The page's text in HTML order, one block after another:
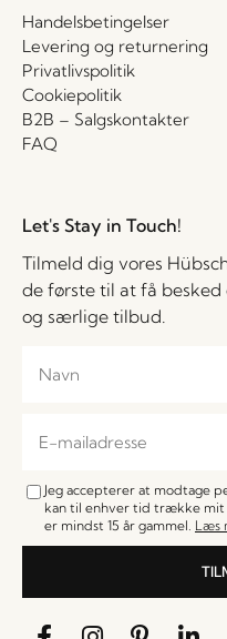
Handelsbetingelser
Levering og returnering
Privatlivspolitik
Cookiepolitik
B2B – Salgskontakter
FAQ
Let's Stay in Touch!
Tilmeld dig vores
de første til at få
og særlige tilbud.
Jeg accepterer at modtage
kan til enhver tid trække mit
er mindst 15 år gammel. Læs